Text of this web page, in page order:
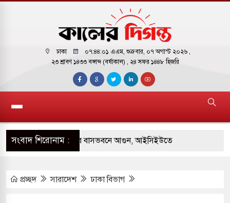
ঢাকা ০৭:৪৪:০২ এএম, শুক্রবার, ০৭ অগাস্ট ২০২৬ ,
২৩ শ্রাবণ ১৪৩৩ বঙ্গাব্দ (বর্ষাকাল) , ২৪ সফর ১৪৪৮ হিজরি
সংবাদ শিরোনাম :
পাকিস্তানি হাইকমিশনারের বাসভবনে আগুন, আইসিইউতে
হয়ে আসছে ‘স্পেশাল রেসপন্স ব্যাটালিয়ন
প্রচ্ছদ সারাদেশ ঢাকা বিভাগ